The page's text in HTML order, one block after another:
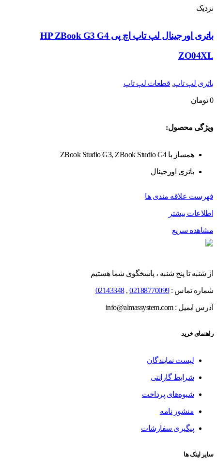
نزدیک
باتری اورجینال لپ تاپ اچ پی HP ZBook G3 G4
ZO04XL
باتری لپ تاپ, قطعات لپ تاپ
0 تومان
ویژگی محصول:
همساز با ZBook Studio G3, ZBook Studio G4
باتری اورجینال
فهرست علاقه مندی ها
اطلاعات بیشتر
مشاهده سریع
از شنبه تا پنج شنبه ، پاسخگوی شما هستیم
شماره تماس :02188770099
,
02143348
آدرس ایمیل : info@almassystem.com
راهنمای خرید
لیست نمایندگان
شرایط گارانتی
شیوه‌های پرداخت
منشور نامه
پیگیری سفارشات
سایر لینک ها